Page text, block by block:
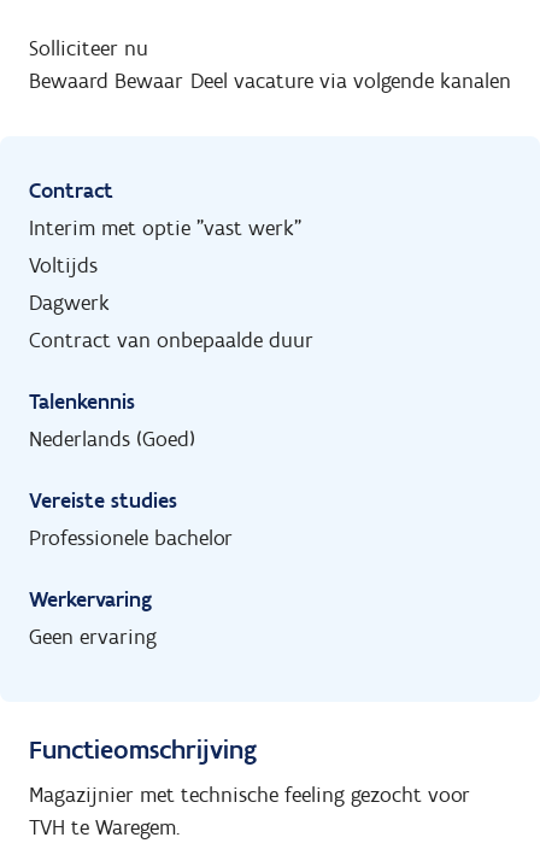
Solliciteer nu
Bewaard Bewaar Deel vacature via volgende kanalen
Contract
Interim met optie "vast werk"
Voltijds
Dagwerk
Contract van onbepaalde duur
Talenkennis
Nederlands (Goed)
Vereiste studies
Professionele bachelor
Werkervaring
Geen ervaring
Functieomschrijving
Magazijnier met technische feeling gezocht voor
TVH te Waregem.